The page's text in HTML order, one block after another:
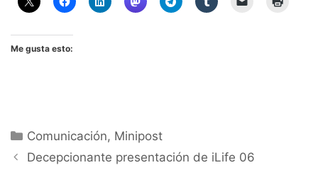
Me gusta esto:
Categorías
Comunicación, Minipost
Decepcionante presentación de iLife 06